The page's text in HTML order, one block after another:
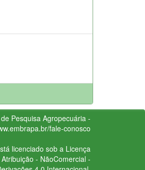
Pesquisa Agropecuária -
fale-conosco
licenciado sob a Licença
- NãoComercial -